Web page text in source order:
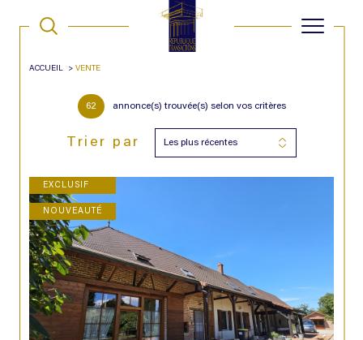
ACCUEIL VENTE
62 annonce(s) trouvée(s) selon vos critères
Trier par Les plus récentes
EXCLUSIF
NOUVEAUTÉ